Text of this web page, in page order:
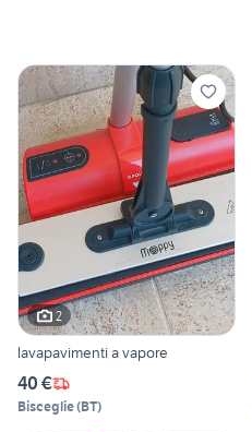
2
lavapavimenti a vapore
40 €
Bisceglie(BT)